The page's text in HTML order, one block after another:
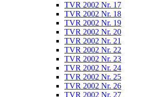
TVR 2002 Nr. 17
TVR 2002 Nr. 18
TVR 2002 Nr. 19
TVR 2002 Nr. 20
TVR 2002 Nr. 21
TVR 2002 Nr. 22
TVR 2002 Nr. 23
TVR 2002 Nr. 24
TVR 2002 Nr. 25
TVR 2002 Nr. 26
TVR 2002 Nr. 27